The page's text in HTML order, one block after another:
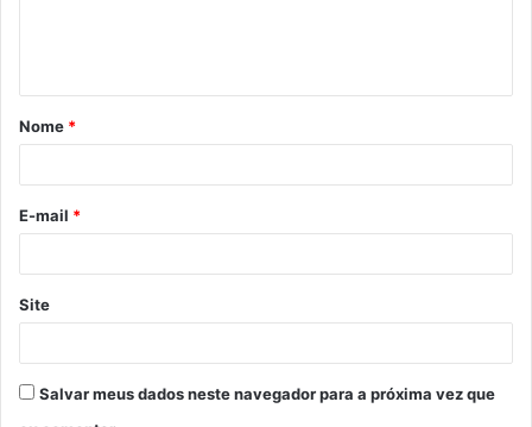
á
r
*
Nome *
E-mail *
Site
Salvar meus dados neste navegador para a próxima vez que